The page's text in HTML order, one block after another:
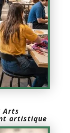
Arts
artistique